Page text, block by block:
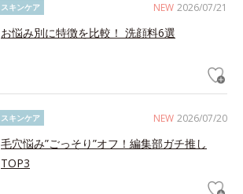
NEW 2026/07/21
スキンケア
お悩み別に特徴を比較！ 洗顔料6選
NEW 2026/07/20
スキンケア
毛穴悩み”ごっそり”オフ！編集部ガチ推し
TOP3